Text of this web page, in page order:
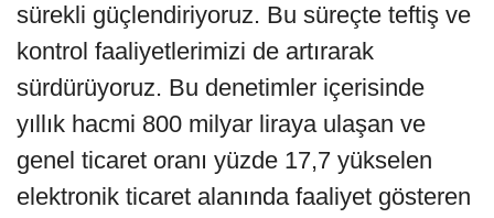
sürekli güçlendiriyoruz. Bu süreçte teftiş ve
kontrol faaliyetlerimizi de artırarak
sürdürüyoruz. Bu denetimler içerisinde
yıllık hacmi 800 milyar liraya ulaşan ve
genel ticaret oranı yüzde 17,7 yükselen
elektronik ticaret alanında faaliyet gösteren